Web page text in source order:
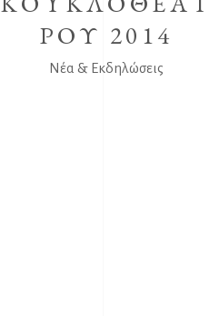
ΡΟΥ 2014
Νέα & Εκδηλώσεις